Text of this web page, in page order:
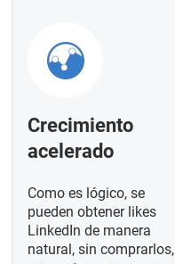
Crecimiento
acelerado
Como es lógico, se
pueden obtener likes
LinkedIn de manera
natural, sin comprarlos,